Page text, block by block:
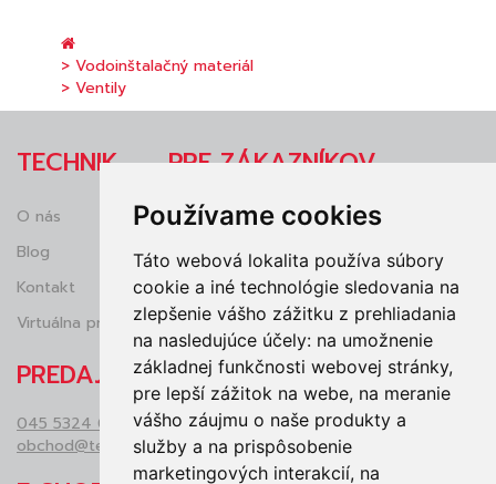
Používame cookies
Táto webová lokalita používa súbory
cookie a iné technológie sledovania na
zlepšenie vášho zážitku z prehliadania
na nasledujúce účely: na umožnenie
základnej funkčnosti webovej stránky,
pre lepší zážitok na webe, na meranie
vášho záujmu o naše produkty a
služby a na prispôsobenie
marketingových interakcií, na
> Vodoinštalačný materiál
> Ventily
TECHNIK
O nás
Blog
Kontakt
Virtuálna prehliadka
PRE ZÁKAZNÍKOV
Obchodné podmienky
Reklamácie
Ochrana osobných údajov (GDRP)
Vrátenie tovaru
PREDAJŇA
045 5324 050
obchod@technikzv.sk